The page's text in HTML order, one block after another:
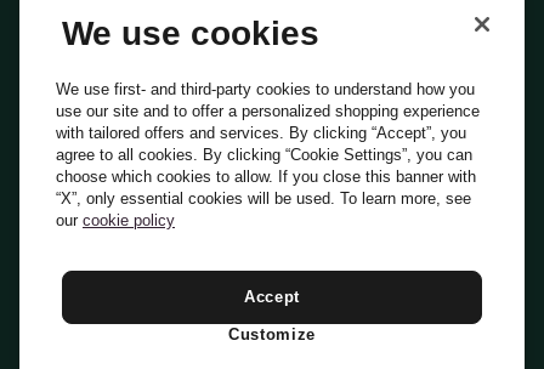
Everli Shoppers
About Us
Everli News
Domande frequenti
Lavora con noi
Diventa Shopper
Investitori
PrivacyCookiePreferenze Cookie
Termini e CondizioniCodice Etico
Indirizzo PEC: everli@pec.it - indirizzo DPO: dpo@everli.com
Italiano
We use cookies
We use first- and third-party cookies to understand how you
use our site and to offer a personalized shopping experience
with tailored offers and services. By clicking “Accept”, you
agree to all cookies. By clicking “Cookie Settings”, you can
choose which cookies to allow. If you close this banner with
“X”, only essential cookies will be used. To learn more, see
our cookie policy
Accept
Customize